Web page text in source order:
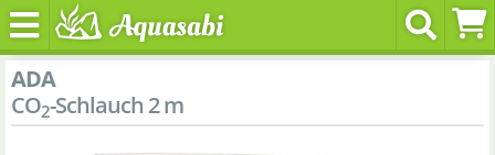
ADA
CO2-Schlauch 2 m